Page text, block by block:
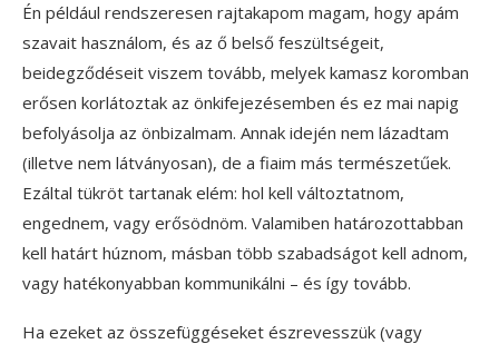
Én például rendszeresen rajtakapom magam, hogy apám
szavait használom, és az ő belső feszültségeit,
beidegződéseit viszem tovább, melyek kamasz koromban
erősen korlátoztak az önkifejezésemben és ez mai napig
befolyásolja az önbizalmam. Annak idején nem lázadtam
(illetve nem látványosan), de a fiaim más természetűek.
Ezáltal tükröt tartanak elém: hol kell változtatnom,
engednem, vagy erősödnöm. Valamiben határozottabban
kell határt húznom, másban több szabadságot kell adnom,
vagy hatékonyabban kommunikálni – és így tovább.
Ha ezeket az összefüggéseket észrevesszük (vagy